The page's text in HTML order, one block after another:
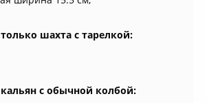
шахта с тарелкой:
с обычной колбой: